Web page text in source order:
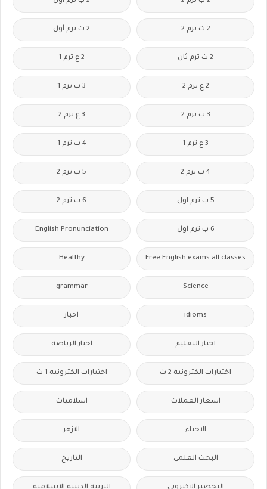
2 ث ترم 2 2 ث ترم أول
2 ث ترم ثان 2 ع ترم 1
2 ع ترم 2 3 ب ترم 1
3 ب ترم 2 3 ع ترم 2
3 ع ترم 1 4 ب ترم 1
4 ب ترم 2 5 ب ترم 2
5 ب ترم اول 6 ب ترم 2
6 ب ترم اول English Pronunciation
Free.English.exams.all.classes
Healthy
Science
grammar
idioms اخبار
اخبار التعليم اخبار الرياضة
اختبارات الكترونية 2 ث اختبارات الكترونيه 1 ث
اسعار العملات اسلاميات
الاحياء الازهر
البحث العلمى التاريخ
التحضير الاكترونى التربية الدينية الإسلامية